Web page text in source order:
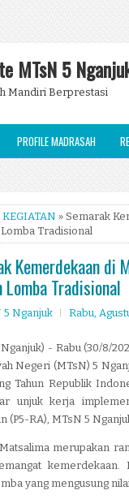
MTsN 5
Mandiri Berprestasi
PROFILE MADRASAH
KEGIATAN » Semarak
Tradisional
Kemerdekaan di
Lomba Tradisional
5 Nganjuk Rabu,
- Rabu (30/8/
Negeri (MTsN) 5
Tahun Republik
unjuk kerja
(P5-RA), MTsN 5
merupakan
yang mengusung